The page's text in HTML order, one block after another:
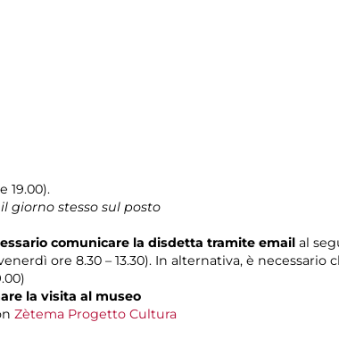
19.00).
giorno stesso sul posto
comunicare la disdetta tramite email al
ore 8.30 – 13.30). In alternativa, è necessario
la visita al museo
Zètema Progetto Cultura